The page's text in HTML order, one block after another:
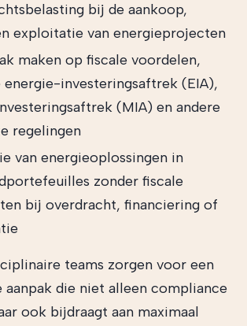
bij de aankoop,
exploitatie van energieprojecten
maken op fiscale voordelen,
energie-investeringsaftrek (EIA),
(MIA) en andere
regelingen
van energieoplossingen in
zonder fiscale
bij overdracht, financiering of
teams zorgen voor een
aanpak die niet alleen compliance
ook bijdraagt aan maximaal